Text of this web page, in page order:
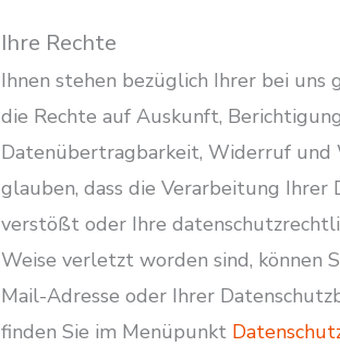
Ihre Rechte
Ihnen stehen bezüglich Ihrer bei uns
die Rechte auf Auskunft,
Datenübertragbarkeit, Widerruf und
glauben, dass die Verarbeitung
verstößt oder Ihre
Weise verletzt worden sind, können
Mail-Adresse oder Ihrer
finden Sie im Menüpunkt